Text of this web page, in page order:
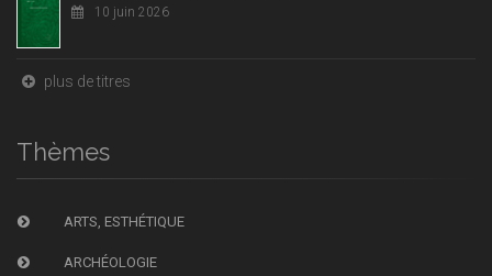
10 juin 2026
plus de titres
Thèmes
ARTS, ESTHÉTIQUE
ARCHÉOLOGIE